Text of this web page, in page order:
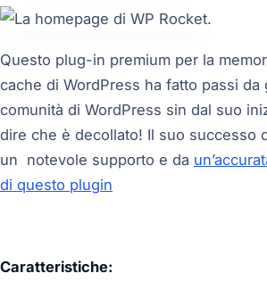
Questo plug-in premium per la
cache di WordPress ha fatto passi da
comunità di WordPress sin dal suo
dire che è decollato! Il suo successo
un notevole supporto e da
di questo plugin
Caratteristiche: